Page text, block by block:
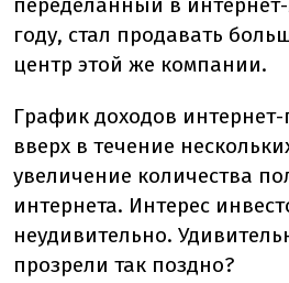
году, стал продавать
центр этой же компании.
График доходов
вверх в течение
увеличение количества
интернета. Интерес
неудивительно.
прозрели так поздно?